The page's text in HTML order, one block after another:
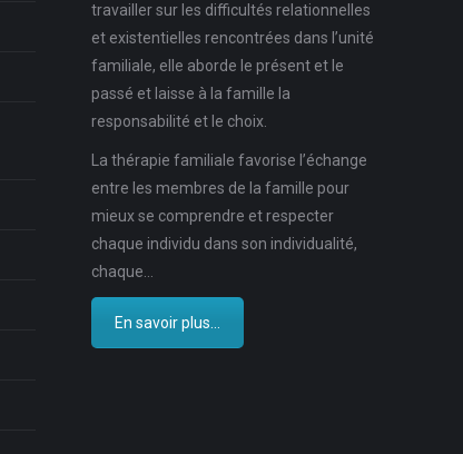
travailler sur les difficultés relationnelles
et existentielles rencontrées dans l’unité
familiale, elle aborde le présent et le
passé et laisse à la famille la
responsabilité et le choix.
La thérapie familiale favorise l’échange
entre les membres de la famille pour
mieux se comprendre et respecter
chaque individu dans son individualité,
chaque…
En savoir plus...